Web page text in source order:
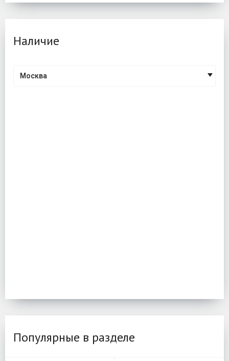
Наличие
Москва
Популярные в разделе